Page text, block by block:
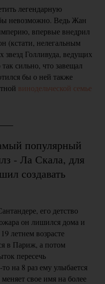
легендарную
невозможно. Ведь Жан
впервые внедрил
(кстати, нелегальным
звезд Голливуда, ведущих
сильно, что завещал
бы о ней также
винодельческой семье
популярный
- Ла Скала, для
создавать
его детство
он лишился дома и
летнем возрасте
в Париж, а потом
пересечь
на 8 раз ему улыбается
свое имя на более